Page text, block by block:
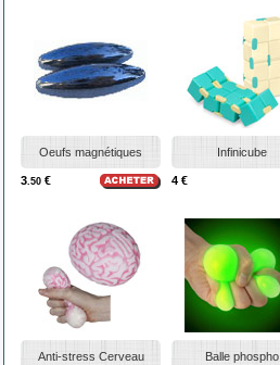
Oeufs magnétiques
3.50 €
Infinicube
4 €
Anti-stress Cerveau Balle phospho